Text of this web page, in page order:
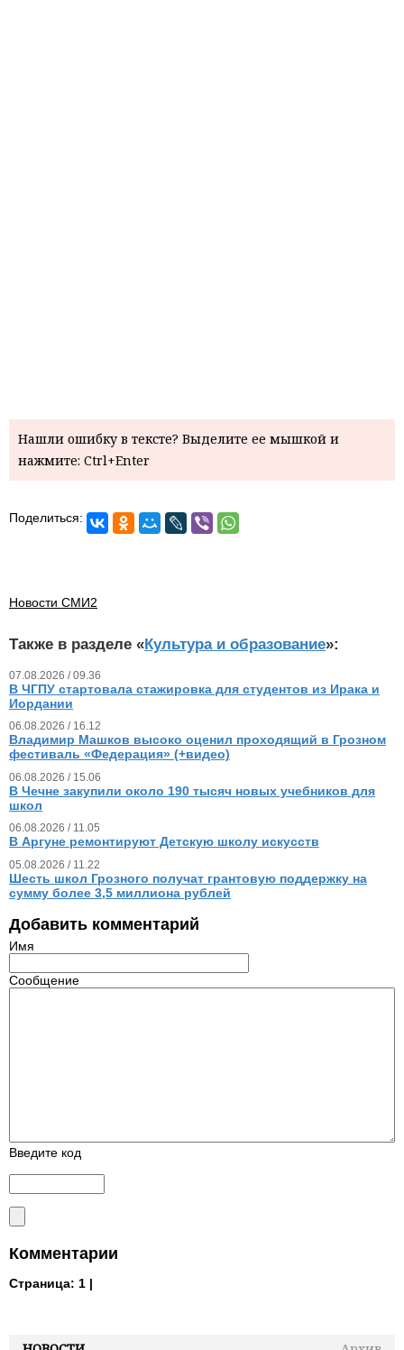
Нашли ошибку в тексте? Выделите ее мышкой и
нажмите: Ctrl+Enter
Поделиться:
Новости СМИ2
Также в разделе «Культура и образование»:
07.08.2026 / 09.36
В ЧГПУ стартовала стажировка для студентов из Ирака и
Иордании
06.08.2026 / 16.12
Владимир Машков высоко оценил проходящий в Грозном
фестиваль «Федерация» (+видео)
06.08.2026 / 15.06
В Чечне закупили около 190 тысяч новых учебников для
школ
06.08.2026 / 11.05
В Аргуне ремонтируют Детскую школу искусств
05.08.2026 / 11.22
Шесть школ Грозного получат грантовую поддержку на
сумму более 3,5 миллиона рублей
Добавить комментарий
Имя
Сообщение
Введите код
Комментарии
Страница: 1 |